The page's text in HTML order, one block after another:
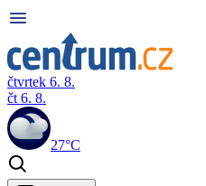
čtvrtek 6. 8.
čt 6. 8.
27°C